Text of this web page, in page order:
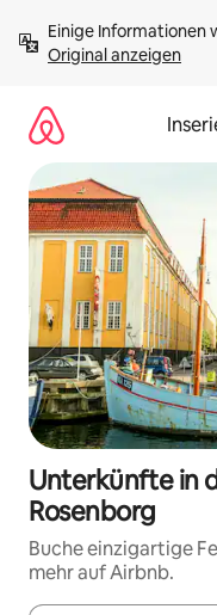
Inhalten
springenOriginal anzeigen
Unterkünfte in
Rosenborg
Buche einzigartige
mehr auf Airbnb.